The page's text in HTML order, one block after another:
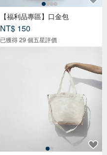
【福利品專區】口金包
NT$ 150
已獲得 29 個五星評價